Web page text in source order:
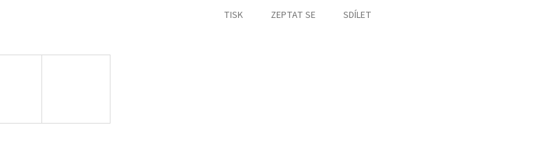
TISK ZEPTAT SE SDÍLET